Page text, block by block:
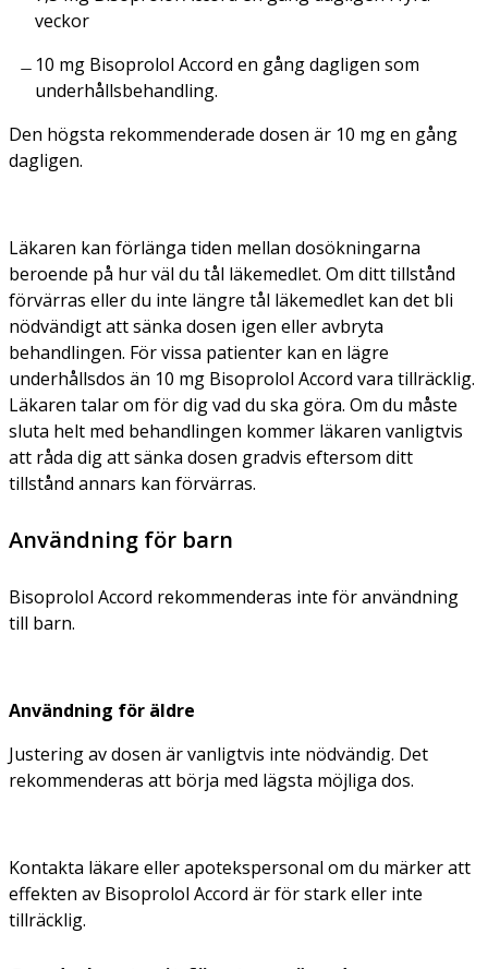
veckor
10 mg Bisoprolol Accord en gång dagligen som
underhållsbehandling.
Den högsta rekommenderade dosen är 10 mg en gång
dagligen.
Läkaren kan förlänga tiden mellan dosökningarna
beroende på hur väl du tål läkemedlet. Om ditt tillstånd
förvärras eller du inte längre tål läkemedlet kan det bli
nödvändigt att sänka dosen igen eller avbryta
behandlingen. För vissa patienter kan en lägre
underhållsdos än 10 mg Bisoprolol Accord vara tillräcklig.
Läkaren talar om för dig vad du ska göra. Om du måste
sluta helt med behandlingen kommer läkaren vanligtvis
att råda dig att sänka dosen gradvis eftersom ditt
tillstånd annars kan förvärras.
Användning för barn
Bisoprolol Accord rekommenderas inte för användning
till barn.
Användning för äldre
Justering av dosen är vanligtvis inte nödvändig. Det
rekommenderas att börja med lägsta möjliga dos.
Kontakta läkare eller apotekspersonal om du märker att
effekten av Bisoprolol Accord är för stark eller inte
tillräcklig.